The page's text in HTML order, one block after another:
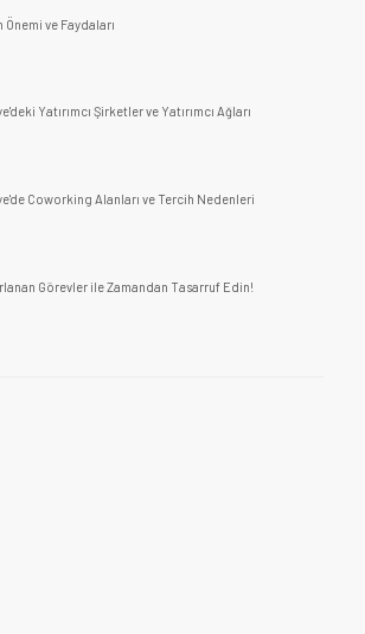
Önemi ve Faydaları
Yatırımcı Şirketler ve Yatırımcı Ağları
Coworking Alanları ve Tercih Nedenleri
Görevler ile Zamandan Tasarruf Edin!